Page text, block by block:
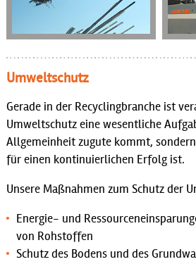
Umweltschutz
Gerade in der Recyclingbranche ist
Umweltschutz eine wesentliche
Allgemeinheit zugute kommt,
für einen kontinuierlichen Erfolg ist.
Unsere Maßnahmen zum Schutz der
Energie- und
von Rohstoffen
Schutz des Bodens und des